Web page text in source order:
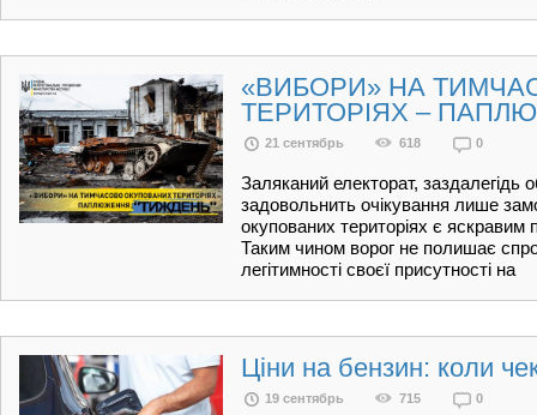
«ВИБОРИ» НА
ТЕРИТОРІЯХ –
21 сентябрь 618 0
Заляканий електорат, заздалегідь
задовольнить очікування лише
окупованих територіях є
Таким чином ворог не полишає
легітимності своєї присутності на
Ціни на бензин: коли
19 сентябрь 715 0